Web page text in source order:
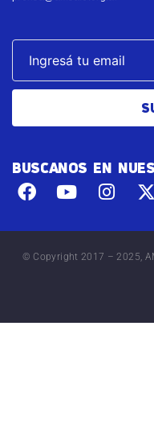
BUSCANOS EN
© Copyright 2017 – 2025,